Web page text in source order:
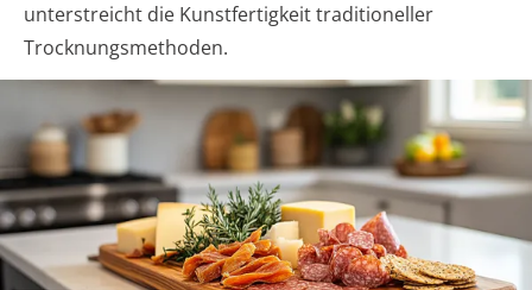
unterstreicht die Kunstfertigkeit traditioneller
Trocknungsmethoden.